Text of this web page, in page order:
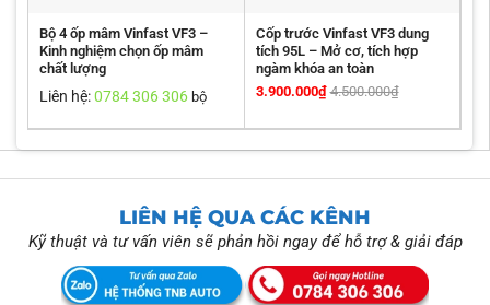
Bộ 4 ốp mâm Vinfast VF3 –
Kinh nghiệm chọn ốp mâm
chất lượng
Liên hệ:0784 306 306 bộ
Cốp trước Vinfast VF3 dung
tích 95L – Mở cơ, tích hợp
ngàm khóa an toàn
3.900.000₫ 4.500.000₫
LIÊN HỆ QUA CÁC KÊNH
Kỹ thuật và tư vấn viên sẽ phản hồi ngay để hỗ trợ & giải đáp